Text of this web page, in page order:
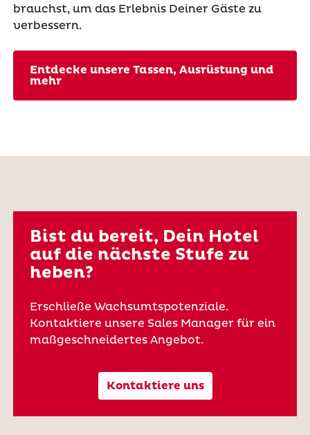
brauchst, um das Erlebnis Deiner Gäste zu
verbessern.
Entdecke unsere Tassen, Ausrüstung und
mehr
Bist du bereit, Dein Hotel
auf die nächste Stufe zu
heben?
Erschließe Wachsumtspotenziale.
Kontaktiere unsere Sales Manager für ein
maßgeschneidertes Angebot.
Kontaktiere uns